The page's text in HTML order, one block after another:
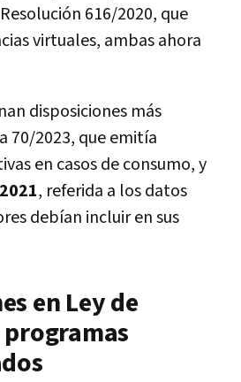
616/2020, que
virtuales, ambas ahora
disposiciones más
70/2023, que emitía
en casos de consumo, y
, referida a los datos
debían incluir en sus
en Ley de